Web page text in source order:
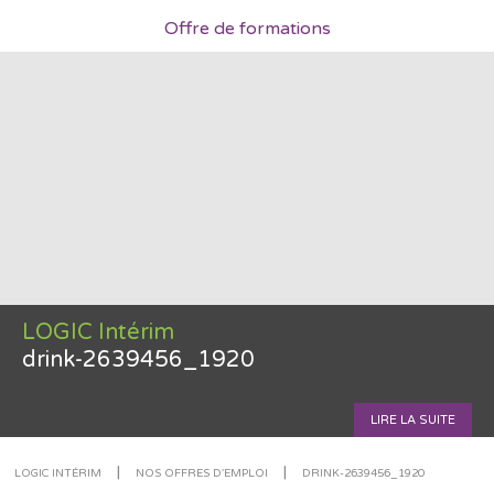
Offre de formations
LOGIC Intérim
drink-2639456_1920
LIRE LA SUITE
LOGIC INTÉRIM | NOS OFFRES D'EMPLOI | DRINK-2639456_1920